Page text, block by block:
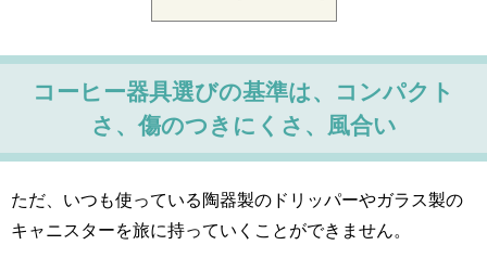
コーヒー器具選びの基準は、コンパクト
さ、傷のつきにくさ、風合い
ただ、いつも使っている陶器製のドリッパーやガラス製の
キャニスターを旅に持っていくことができません。